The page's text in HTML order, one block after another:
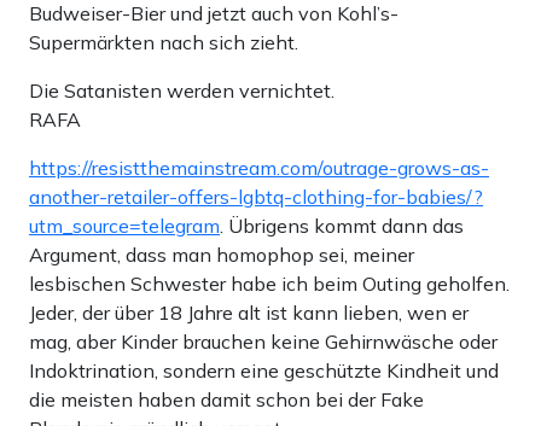
Budweiser-Bier und jetzt auch von Kohl’s-
Supermärkten nach sich zieht.
Die Satanisten werden vernichtet.
RAFA
https://resistthemainstream.com/outrage-grows-as-
another-retailer-offers-lgbtq-clothing-for-babies/?
utm_source=telegram. Übrigens kommt dann das
Argument, dass man homophop sei, meiner
lesbischen Schwester habe ich beim Outing geholfen.
Jeder, der über 18 Jahre alt ist kann lieben, wen er
mag, aber Kinder brauchen keine Gehirnwäsche oder
Indoktrination, sondern eine geschützte Kindheit und
die meisten haben damit schon bei der Fake